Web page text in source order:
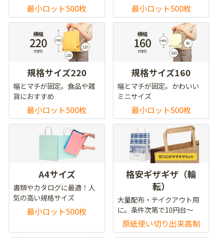
最小ロット500枚 最小ロット500枚
規格サイズ220
幅とマチが固定。食品や雑
貨におすすめ
最小ロット500枚
規格サイズ160
幅とマチが固定。かわいい
ミニサイズ
最小ロット500枚
A4サイズ
書類やカタログに最適！人
気の高い規格サイズ
最小ロット500枚
格安ギザギザ（輪
転）
大量配布・テイクアウト用
に。条件次第で10円台～
原紙使い切り出来高制